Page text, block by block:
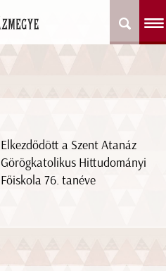
Elkezdődött a Szent Atanáz
Görögkatolikus Hittudományi
Főiskola 76. tanéve